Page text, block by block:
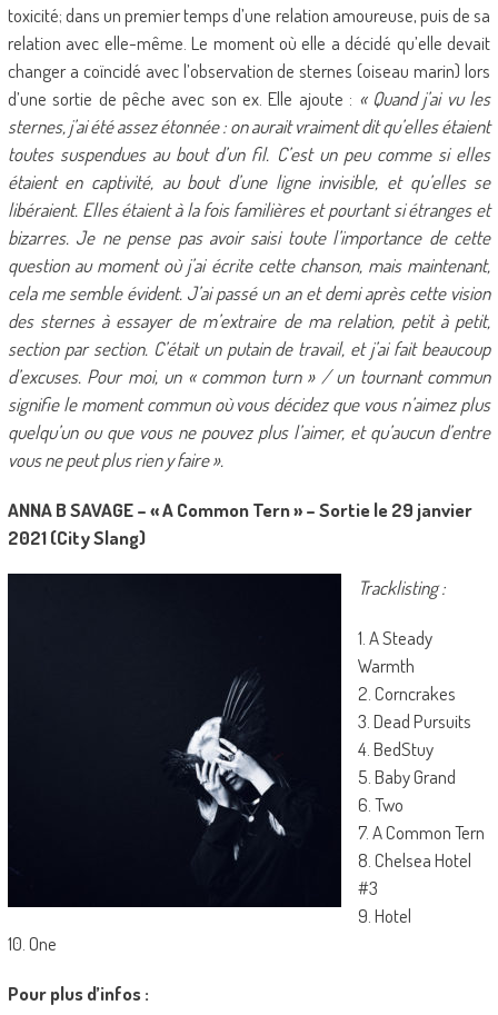
toxicité; dans un premier temps d’une relation amoureuse, puis de sa
relation avec elle-même. Le moment où elle a décidé qu’elle devait
changer a coïncidé avec l’observation de sternes (oiseau marin) lors
d’une sortie de pêche avec son ex. Elle ajoute : « Quand j’ai vu les
sternes, j’ai été assez étonnée : on aurait vraiment dit qu’elles étaient
toutes suspendues au bout d’un fil. C’est un peu comme si elles
étaient en captivité, au bout d’une ligne invisible, et qu’elles se
libéraient. Elles étaient à la fois familières et pourtant si étranges et
bizarres. Je ne pense pas avoir saisi toute l’importance de cette
question au moment où j’ai écrite cette chanson, mais maintenant,
cela me semble évident. J’ai passé un an et demi après cette vision
des sternes à essayer de m’extraire de ma relation, petit à petit,
section par section. C’était un putain de travail, et j’ai fait beaucoup
d’excuses. Pour moi, un « common turn » / un tournant commun
signifie le moment commun où vous décidez que vous n’aimez plus
quelqu’un ou que vous ne pouvez plus l’aimer, et qu’aucun d’entre
vous ne peut plus rien y faire ».
ANNA B SAVAGE – « A Common Tern » – Sortie le 29 janvier
2021 (City Slang)
Tracklisting :
1. A Steady
Warmth
2. Corncrakes
3. Dead Pursuits
4. BedStuy
5. Baby Grand
6. Two
7. A Common Tern
8. Chelsea Hotel
#3
9. Hotel
10. One
Pour plus d’infos :